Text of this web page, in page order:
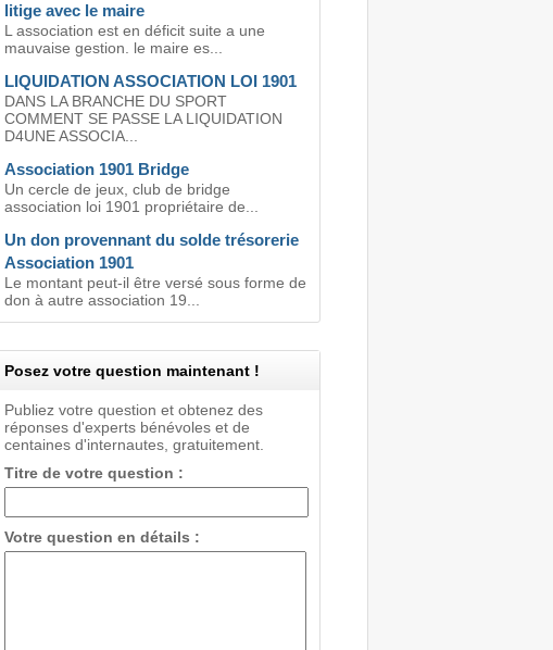
litige avec le maire
L association est en déficit suite a une
mauvaise gestion. le maire es...
LIQUIDATION ASSOCIATION LOI 1901
DANS LA BRANCHE DU SPORT
COMMENT SE PASSE LA LIQUIDATION
D4UNE ASSOCIA...
Association 1901 Bridge
Un cercle de jeux, club de bridge
association loi 1901 propriétaire de...
Un don provennant du solde trésorerie
Association 1901
Le montant peut-il être versé sous forme de
don à autre association 19...
Posez votre question maintenant !
Publiez votre question et obtenez des
réponses d'experts bénévoles et de
centaines d'internautes, gratuitement.
Titre de votre question :
Votre question en détails :